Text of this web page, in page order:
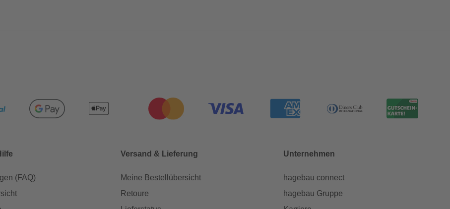
(FAQ)
Versand & Lieferung
Meine Bestellübersicht
Retoure
Unternehmen
hagebau connect
hagebau Gruppe